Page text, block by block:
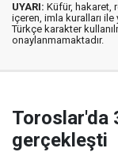
UYARI: Küfür, hakaret,
içeren, imla kuralları ile
Türkçe karakter
onaylanmamaktadır.
Toroslar'da
gerçekleşti